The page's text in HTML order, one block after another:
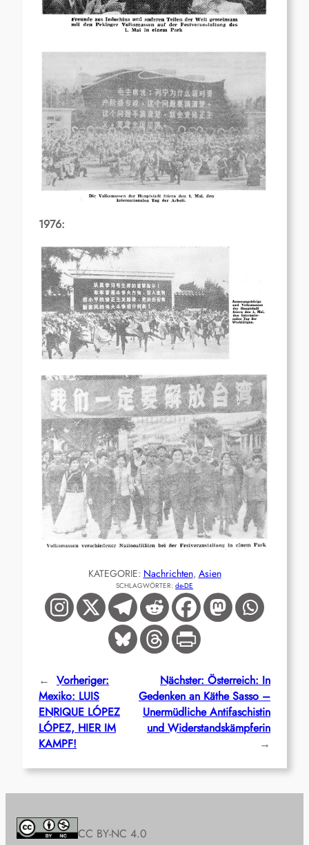
1976:
KATEGORIE: Nachrichten, Asien
SCHLAGWÖRTER: de-DE
← Vorheriger:
Mexiko: LUIS
ENRIQUE LÓPEZ
LÓPEZ, HIER IM
KAMPF!
Nächster: Österreich: In
Gedenken an Käthe Sasso –
Unermüdliche Antifaschistin
und Widerstandskämpferin
→
CC BY-NC 4.0